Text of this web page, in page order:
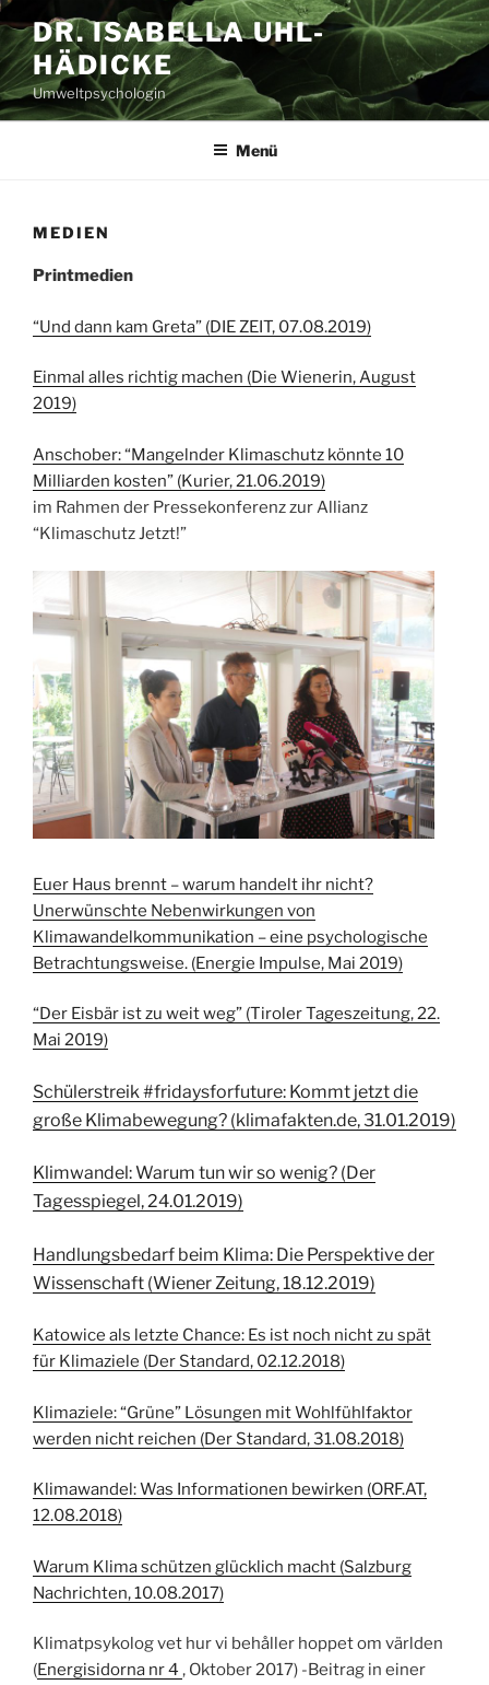
Zum
Inhalt
springen
DR. ISABELLA UHL-
HÄDICKE
Umweltpsychologin
Menü
MEDIEN
Printmedien
“Und dann kam Greta” (DIE ZEIT, 07.08.2019)
Einmal alles richtig machen (Die Wienerin, August
2019)
Anschober: “Mangelnder Klimaschutz könnte 10
Milliarden kosten” (Kurier, 21.06.2019)
im Rahmen der Pressekonferenz zur Allianz
“Klimaschutz Jetzt!”
Euer Haus brennt – warum handelt ihr nicht?
Unerwünschte Nebenwirkungen von
Klimawandelkommunikation – eine psychologische
Betrachtungsweise. (Energie Impulse, Mai 2019)
“Der Eisbär ist zu weit weg” (Tiroler Tageszeitung, 22.
Mai 2019)
Schülerstreik #fridaysforfuture: Kommt jetzt die
große Klimabewegung? (klimafakten.de, 31.01.2019)
Klimwandel: Warum tun wir so wenig? (Der
Tagesspiegel, 24.01.2019)
Handlungsbedarf beim Klima: Die Perspektive der
Wissenschaft (Wiener Zeitung, 18.12.2019)
Katowice als letzte Chance: Es ist noch nicht zu spät
für Klimaziele (Der Standard, 02.12.2018)
Klimaziele: “Grüne” Lösungen mit Wohlfühlfaktor
werden nicht reichen (Der Standard, 31.08.2018)
Klimawandel: Was Informationen bewirken (ORF.AT,
12.08.2018)
Warum Klima schützen glücklich macht (Salzburg
Nachrichten, 10.08.2017)
Klimatpsykolog vet hur vi behåller hoppet om världen
(Energisidorna nr 4 , Oktober 2017) -Beitrag in einer